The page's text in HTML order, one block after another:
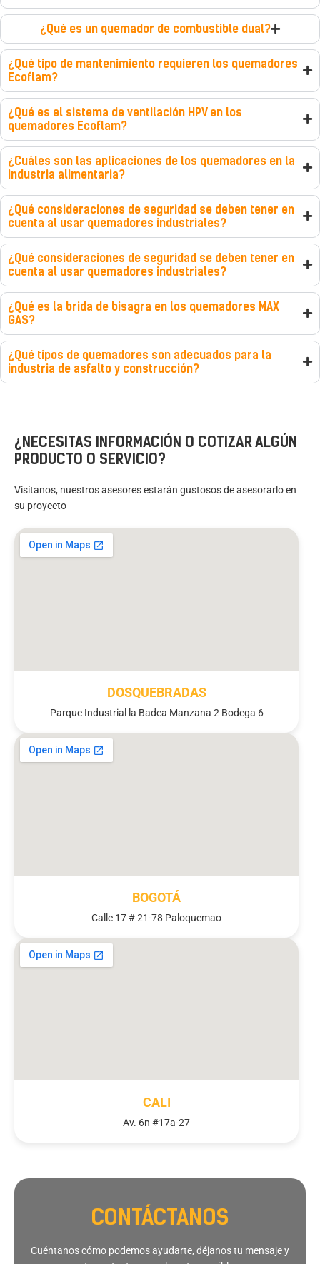
¿Qué es un quemador de combustible dual?
¿Qué tipo de mantenimiento requieren los quemadores
Ecoflam?
¿Qué es el sistema de ventilación HPV en los
quemadores Ecoflam?
¿Cuáles son las aplicaciones de los quemadores en la
industria alimentaria?
¿Qué consideraciones de seguridad se deben tener en
cuenta al usar quemadores industriales?
¿Qué consideraciones de seguridad se deben tener en
cuenta al usar quemadores industriales?
¿Qué es la brida de bisagra en los quemadores MAX
GAS?
¿Qué tipos de quemadores son adecuados para la
industria de asfalto y construcción?
¿NECESITAS INFORMACIÓN O COTIZAR ALGÚN
PRODUCTO O SERVICIO?
Visítanos, nuestros asesores estarán gustosos de asesorarlo en
su proyecto
DOSQUEBRADAS
Parque Industrial la Badea Manzana 2 Bodega 6
BOGOTÁ
Calle 17 # 21-78 Paloquemao
CALI
Av. 6n #17a-27
CONTÁCTANOS
Cuéntanos cómo podemos ayudarte, déjanos tu mensaje y